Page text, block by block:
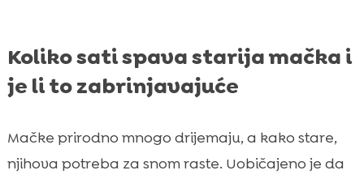
Koliko sati spava starija mačka i
je li to zabrinjavajuće
Mačke prirodno mnogo drijemaju, a kako stare,
njihova potreba za snom raste. Uobičajeno je da